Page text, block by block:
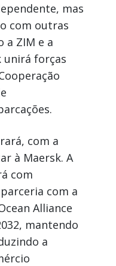
mas
com outras
ZIM e a
unirá forças
com a
à Maersk. A
com
com a
Alliance
mantendo
a